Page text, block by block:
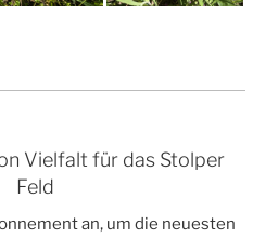
Vielfalt für das Stolper
Feld
an, um die neuesten